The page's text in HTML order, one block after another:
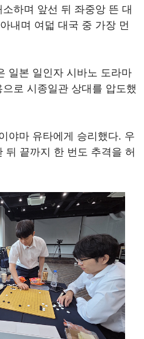
하며 앞선 뒤 좌중앙 뜬 대
내며 여덟 대국 중 가장 먼
일본 일인자 시바노 도라마
로 시종일관 상대를 압도했
야마 유타에게 승리했다. 우
뒤 끝까지 한 번도 추격을 허